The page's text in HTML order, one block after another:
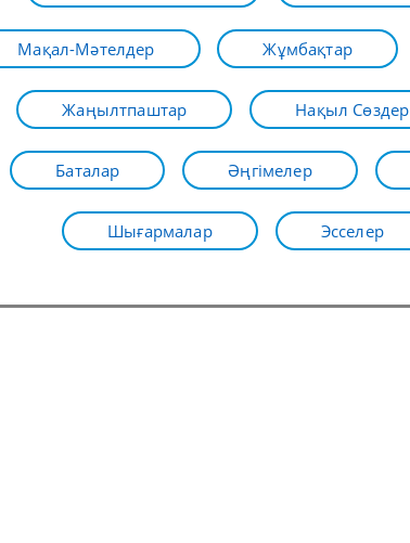
Мақал-Мәтелдер Жұмбақтар
Жаңылтпаштар Нақыл Сөздер
Баталар Әңгімелер
Шығармалар Эсселер